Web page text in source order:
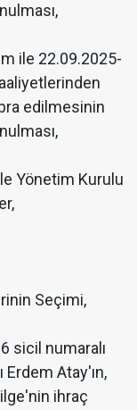
ile 22.09.2025-
edilmesinin
Yönetim Kurulu
Seçimi,
sicil numaralı
Atay'ın,
ihraç